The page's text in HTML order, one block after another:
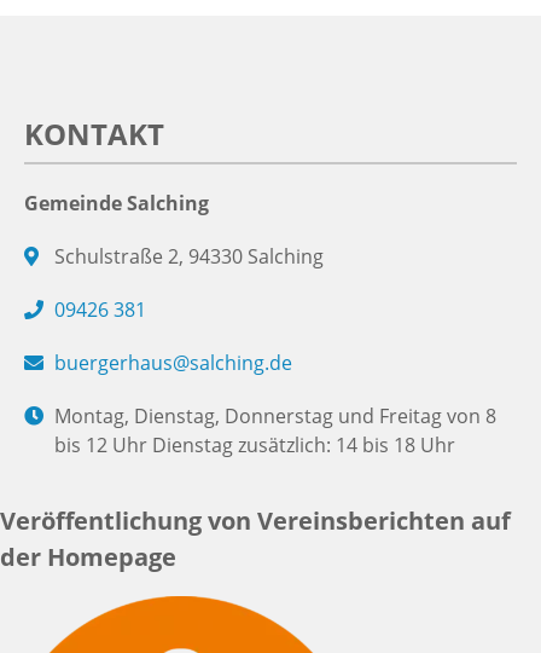
KONTAKT
Gemeinde Salching
Schulstraße 2, 94330 Salching
09426 381
buergerhaus@salching.de
Montag, Dienstag, Donnerstag und Freitag von 8
bis 12 Uhr Dienstag zusätzlich: 14 bis 18 Uhr
Veröffentlichung von Vereinsberichten auf
der Homepage